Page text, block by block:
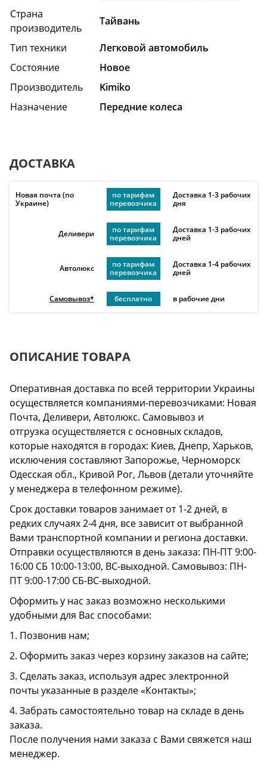
Страна
производитель
Тайвань
Тип техники
Легковой автомобиль
Состояние
Hовое
Производитель
Kimiko
Назначение
Передние колеса
ДОСТАВКА
Новая почта (по
Украине)
по тарифам
перевозчика
Доставка 1-3 рабочих
дня
Деливери
по тарифам
перевозчика
Доставка 1-3 рабочих
дней
Автолюкс
по тарифам
перевозчика
Доставка 1-4 рабочих
дней
Самовывоз* бесплатно в рабочие дни
ОПИСАНИЕ ТОВАРА
Оперативная доставка по всей территории Украины
осуществляется компаниями-перевозчиками: Новая
Почта, Деливери, Автолюкс. Самовывоз и
отгрузка осуществляется с основных складов,
которые находятся в городах: Киев, Днепр, Харьков,
исключения составляют Запорожье, Черноморск
Одесская обл., Кривой Рог, Львов (детали уточняйте
у менеджера в телефонном режиме).
Срок доставки товаров занимает от 1-2 дней, в
редких случаях 2-4 дня, все зависит от выбранной
Вами транспортной компании и региона доставки.
Отправки осуществляются в день заказа: ПН-ПТ 9:00-
16:00 СБ 10:00-13:00, ВС-выходной. Самовывоз: ПН-
ПТ 9:00-17:00 СБ-ВС-выходной.
Оформить у нас заказ возможно несколькими
удобными для Вас способами:
1. Позвонив нам;
2. Оформить заказ через корзину заказов на сайте;
3. Сделать заказ, используя адрес электронной
почты указанные в разделе «Контакты»;
4. Забрать самостоятельно товар на складе в день
заказа.
После получения нами заказа с Вами свяжется наш
менеджер.